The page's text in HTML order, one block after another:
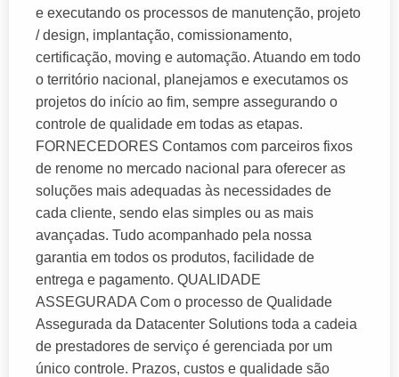
e executando os processos de manutenção, projeto
/ design, implantação, comissionamento,
certificação, moving e automação. Atuando em todo
o território nacional, planejamos e executamos os
projetos do início ao fim, sempre assegurando o
controle de qualidade em todas as etapas.
FORNECEDORES Contamos com parceiros fixos
de renome no mercado nacional para oferecer as
soluções mais adequadas às necessidades de
cada cliente, sendo elas simples ou as mais
avançadas. Tudo acompanhado pela nossa
garantia em todos os produtos, facilidade de
entrega e pagamento. QUALIDADE
ASSEGURADA Com o processo de Qualidade
Assegurada da Datacenter Solutions toda a cadeia
de prestadores de serviço é gerenciada por um
único controle. Prazos, custos e qualidade são